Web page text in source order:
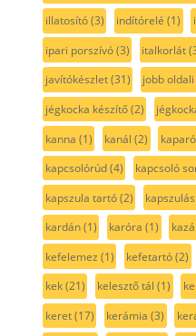
illatosító(3) indítórelé (1)
ipari porszívó(3) italkorlát
javítókészlet(31) jobb oldali
jégkocka készítő(2)
kanna (1) kanál (2) kaparó
kapcsolórúd(4) kapcsoló
kapszula tartó(2)
kardán(1) karóra (1)
kefelemez (1) kefetartó(2)
kek(21) kelesztő tál (1)
keret(17) kerámia (3)